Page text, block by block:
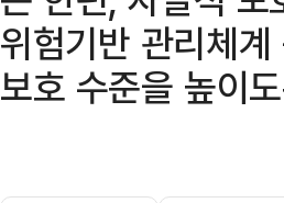
위험기반 관리체
보호 수준을 높이